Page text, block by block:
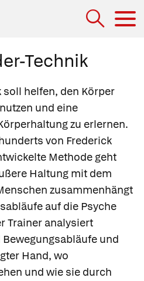
Technik
soll helfen, den Körper
und eine
zu erlernen.
von Frederick
Methode geht
Haltung mit dem
zusammenhängt
auf die Psyche
Trainer analysiert
und
Hand, wo
und wie sie durch